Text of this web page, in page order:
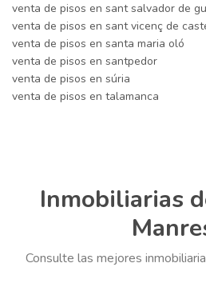
venta de pisos en sant salvador de
venta de pisos en sant vicenç de
venta de pisos en santa maria oló
venta de pisos en santpedor
venta de pisos en súria
venta de pisos en talamanca
Inmobiliarias
Consulte las mejores